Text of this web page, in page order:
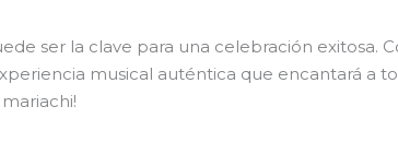
ser la clave para una celebración exitosa.
musical auténtica que encantará a